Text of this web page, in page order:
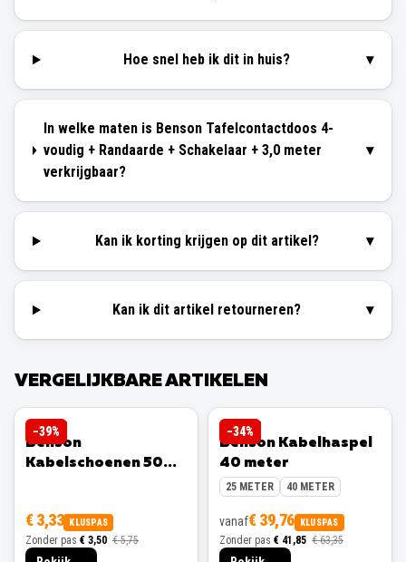
Hoe snel heb ik dit in huis? ▾
In welke maten is Benson Tafelcontactdoos 4-
voudig + Randaarde + Schakelaar + 3,0 meter
verkrijgbaar?
▾
Kan ik korting krijgen op dit artikel? ▾
Kan ik dit artikel retourneren? ▾
VERGELIJKBARE ARTIKELEN
−39%
BENSON
Benson
Kabelschoenen 50
€ 3,33 KLUSPAS
Zonder pas € 3,50 € 5,75
−34%
BENSON
Benson Kabelhaspel
40 meter
25 METER 40 METER
vanaf€ 39,76 KLUSPAS
Zonder pas € 41,85 € 63,35